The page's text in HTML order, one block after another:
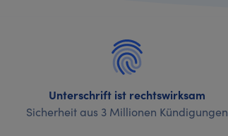
Unterschrift ist rechtswirksam
Sicherheit aus 3 Millionen Kündigungen